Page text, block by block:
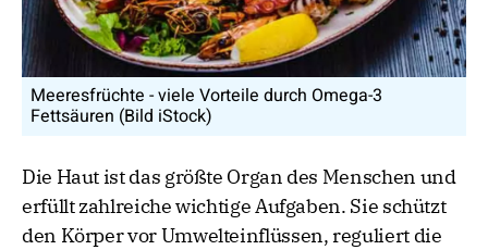
Meeresfrüchte - viele Vorteile durch Omega-3
Fettsäuren (Bild iStock)
Die Haut ist das größte Organ des Menschen und
erfüllt zahlreiche wichtige Aufgaben. Sie schützt
den Körper vor Umwelteinflüssen, reguliert die